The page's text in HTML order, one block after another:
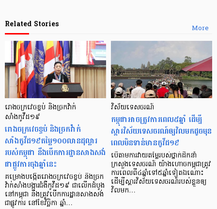
More
Related Stories
រោងចក្រវេចខ្ចប់ និងច្រកវ៉ាក់
សាំងកូវីដ១៩
រោងចក្រវេចខ្ចប់ និងច្រកវ៉ាក់
សាំងកូវីដ១៩តម្លៃ១០០លានដុល្លារ
របស់កម្ពុជា នឹងបើកការដ្ឋានសាងសង់
ជាផ្លូវការចុងឆ្នាំនេះ
គម្រោងបង្កើតរោងចក្រវេចខ្ចប់ និងច្រក
វ៉ាក់សាំងបង្ការជំងឺកូវីដ១៩ ជាលើកដំបូង
នៅកម្ពុជា នឹងត្រូវបើកការដ្ឋានសាងសង់
ជាផ្លូវការ នៅខែវិច្ឆិកា ឆ្នាំ…
វិស័យទេសចរណ៍
កម្ពុជាអាចត្រូវការពេល៥ឆ្នាំ ដើម្បី
ស្តារវិស័យទេសចរណ៍ឲ្យវិលមកដូចមុន
ពេលមិនទាន់មានកូវីដ១៩
បើតាមការវាយតម្លៃរបស់ថ្នាក់ដឹកនាំ
ក្រសួងទេសចរណ៍ យ៉ាងហោចកម្ពុជាត្រូវ
ការពេលពី៤ឆ្នាំទៅ៥ឆ្នាំទៀតឯណោះ
ដើម្បីស្តារវិស័យទេសចរណ៍របស់ខ្លួនឲ្យ
វិលមក…